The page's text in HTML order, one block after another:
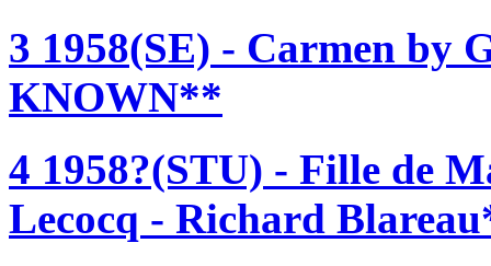
3 1958(SE) - Carmen by
KNOWN**
4 1958?(STU) - Fille de
Lecocq - Richard